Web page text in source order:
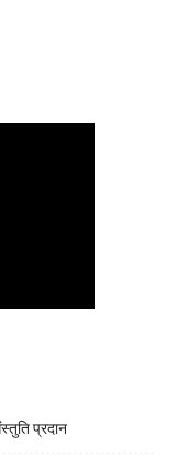
प्रदान